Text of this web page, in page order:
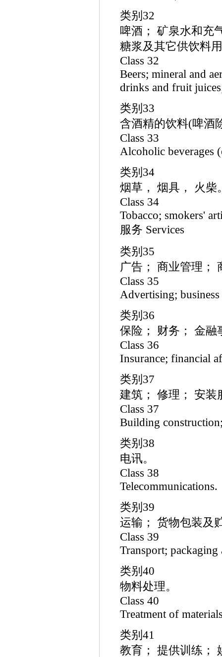
类别32
啤酒； 矿泉水和充
糖浆及其它供饮料
Class 32
Beers; mineral and
drinks and fruit
类别33
含酒精的饮料(啤酒
Class 33
Alcoholic beverages
类别34
烟草， 烟具， 火柴
Class 34
Tobacco; smokers'
服务 Services
类别35
广告； 商业管理；
Class 35
Advertising;
类别36
保险； 财务； 金融
Class 36
Insurance; financial
类别37
建筑； 修理； 安装
Class 37
Building
类别38
电讯。
Class 38
Telecommunications.
类别39
运输； 货物包装及
Class 39
Transport; packaging
类别40
物料处理。
Class 40
Treatment of
类别41
教育； 提供训练；